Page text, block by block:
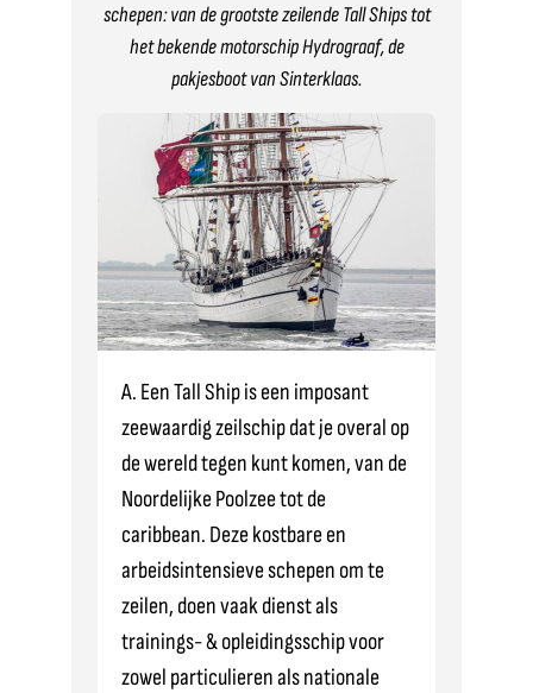
schepen: van de grootste zeilende Tall Ships tot
het bekende motorschip Hydrograaf, de
pakjesboot van Sinterklaas.
A. Een Tall Ship is een imposant
zeewaardig zeilschip dat je overal op
de wereld tegen kunt komen, van de
Noordelijke Poolzee tot de
caribbean. Deze kostbare en
arbeidsintensieve schepen om te
zeilen, doen vaak dienst als
trainings- & opleidingsschip voor
zowel particulieren als nationale